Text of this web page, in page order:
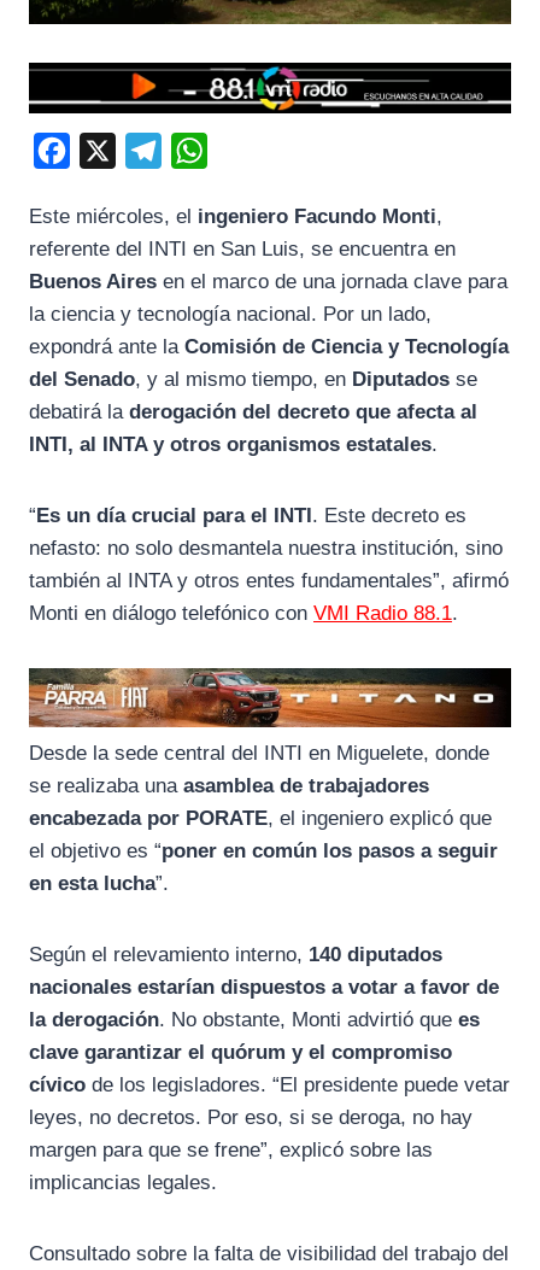
c
e
b
o
k
l
e
g
m
a
t
s
A
p
Este miércoles, el ingeniero Facundo Monti,
referente del INTI en San Luis, se encuentra en
Buenos Aires en el marco de una jornada clave para
la ciencia y tecnología nacional. Por un lado,
expondrá ante la Comisión de Ciencia y Tecnología
del Senado, y al mismo tiempo, en Diputados se
debatirá la derogación del decreto que afecta al
INTI, al INTA y otros organismos estatales.
“Es un día crucial para el INTI. Este decreto es
nefasto: no solo desmantela nuestra institución, sino
también al INTA y otros entes fundamentales”, afirmó
Monti en diálogo telefónico con VMI Radio 88.1.
Desde la sede central del INTI en Miguelete, donde
se realizaba una asamblea de trabajadores
encabezada por PORATE, el ingeniero explicó que
el objetivo es “poner en común los pasos a seguir
en esta lucha”.
Según el relevamiento interno, 140 diputados
nacionales estarían dispuestos a votar a favor de
la derogación. No obstante, Monti advirtió que es
clave garantizar el quórum y el compromiso
cívico de los legisladores. “El presidente puede vetar
leyes, no decretos. Por eso, si se deroga, no hay
margen para que se frene”, explicó sobre las
implicancias legales.
Consultado sobre la falta de visibilidad del trabajo del